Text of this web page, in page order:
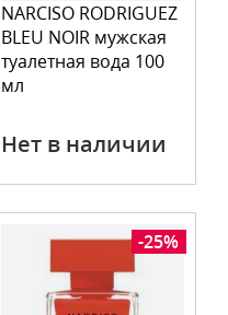
NARCISO RODRIGUEZ
BLEU NOIR мужская
туалетная вода 100
мл
Нет в наличии
-25%